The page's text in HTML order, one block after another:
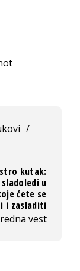
/
kutak:
u
ćete se
i zasladiti
vest